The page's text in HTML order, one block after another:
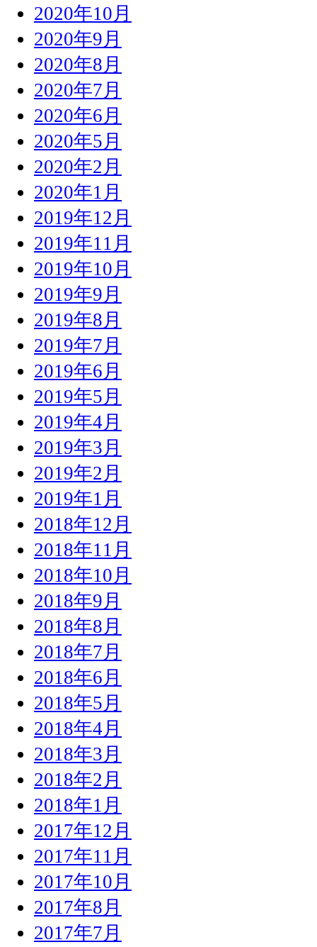
2020年10月
2020年9月
2020年8月
2020年7月
2020年6月
2020年5月
2020年2月
2020年1月
2019年12月
2019年11月
2019年10月
2019年9月
2019年8月
2019年7月
2019年6月
2019年5月
2019年4月
2019年3月
2019年2月
2019年1月
2018年12月
2018年11月
2018年10月
2018年9月
2018年8月
2018年7月
2018年6月
2018年5月
2018年4月
2018年3月
2018年2月
2018年1月
2017年12月
2017年11月
2017年10月
2017年8月
2017年7月